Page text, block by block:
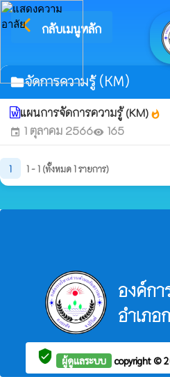
arrow_back_ios กลับเมนูหลัก
folderจัดการความรู้ (KM)
แผนการจัดการความรู้ (KM) whatshot
event 1 ตุลาคม 2566visibility 165
1 1 - 1 (ทั้งหมด 1 รายการ)
องค์ก
อำเภอ
verified_user ผู้ดูแลระบบ copyright ©